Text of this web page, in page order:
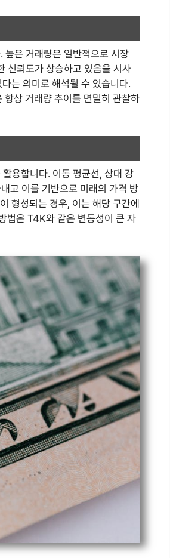
은 거래량은 일반적으로 시장
신뢰도가 상승하고 있음을 시사
는 의미로 해석될 수 있습니다.
상 거래량 추이를 면밀히 관찰하
용합니다. 이동 평균선, 상대 강
고 이를 기반으로 미래의 가격 방
형성되는 경우, 이는 해당 구간에
법은 T4K와 같은 변동성이 큰 자